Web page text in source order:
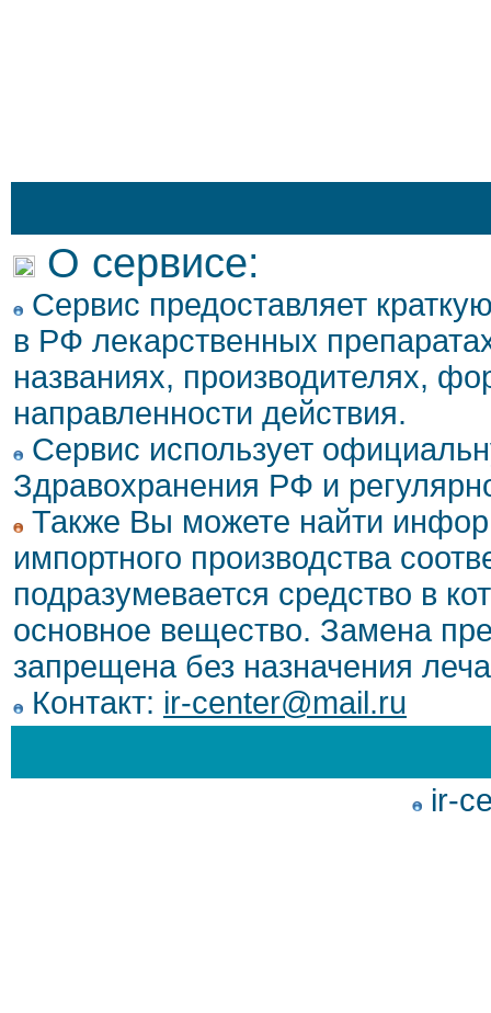
О сервисе:
Сервис предоставляет
в РФ лекарственных
названиях, производителях,
направленности действия.
Сервис использует
Здравохранения РФ и
Также Вы можете найти
импортного производства
подразумевается средство в
основное вещество. Замена
запрещена без назначения
Контакт: ir-center@mail.ru
ir-